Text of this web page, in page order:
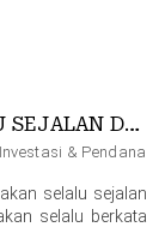
“KEPENTINGAN INVESTOR SELALU SEJALAN DENGAN FOUNDER”
Investasi & Pendanaan
selalu sejalan
selalu berkata